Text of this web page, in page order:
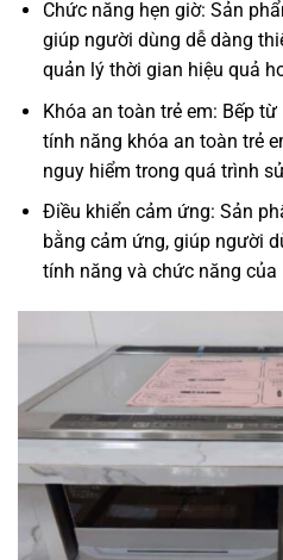
Chức năng hẹn giờ: Sản
giúp người dùng dễ dàng
quản lý thời gian hiệu quả
Khóa an toàn trẻ em: Bếp
tính năng khóa an toàn trẻ
nguy hiểm trong quá trình
Điều khiển cảm ứng: Sản
bằng cảm ứng, giúp người
tính năng và chức năng của